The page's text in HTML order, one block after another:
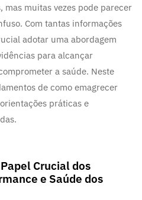
mas muitas vezes pode parecer
Com tantas informações
adotar uma abordagem
para alcançar
a saúde. Neste
de como emagrecer
práticas e
Crucial dos
e Saúde dos